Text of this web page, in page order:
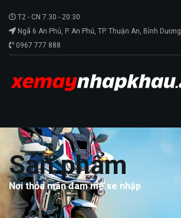
T2 - CN 7.30 - 20:30
Ngã 6 An Phú, P. An Phú, TP. Thuận An, Bình Dương
0967 777 888
Sản phẩm
Nơi thỏa mãn đam mê xe nhập